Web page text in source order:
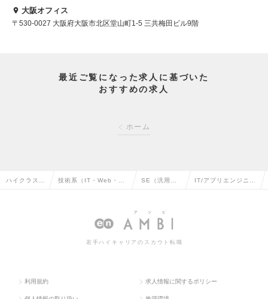
大阪オフィス
〒530-0027 大阪府大阪市北区堂山町1-5 三共梅田ビル9階
最近ご覧になった求人に基づいた
おすすめの求人
ホーム
ハイクラス求 技術系（IT・Web・通 SE（汎用 IT/アプリエンジニア
若手ハイキャリアのスカウト転職
利用規約 求人情報に関するポリシー